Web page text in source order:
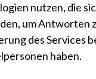
nutzen, die
um Antworten
des Services
haben.